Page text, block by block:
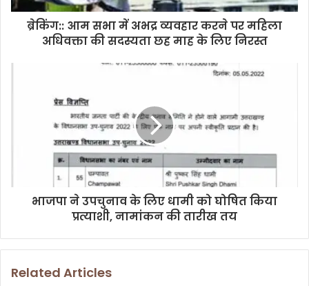
d
ब्रेकिंग:: आम सभा में अभद्र व्यवहार करने पर महिला
अधिवक्ता की सदस्यता छह माह के लिए निरस्त
भाजपा ने उपचुनाव के लिए धामी को घोषित किया
प्रत्याशी, नामांकन की तारीख तय
Related Articles